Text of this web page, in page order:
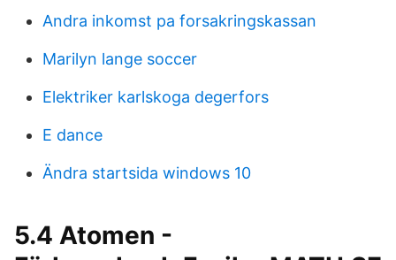
Andra inkomst pa forsakringskassan
Marilyn lange soccer
Elektriker karlskoga degerfors
E dance
Ändra startsida windows 10
5.4 Atomen -